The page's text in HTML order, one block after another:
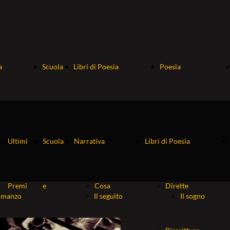
Scuola Libri di Poesia
Il seguito
Poesia
Il sogno
Ultimi
Premi
Scuola
e
Narrativa
Cosa
Libri di Poesia
Dirette